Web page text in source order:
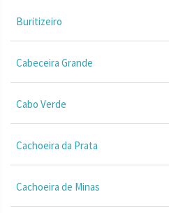
Buritizeiro
Cabeceira Grande
Cabo Verde
Cachoeira da Prata
Cachoeira de Minas